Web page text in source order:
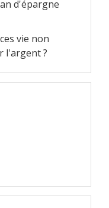
d'épargne
vie non
l'argent ?